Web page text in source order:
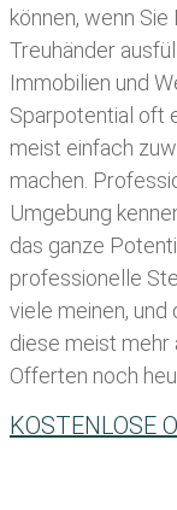
können, wenn Sie
Treuhänder
Immobilien und
Sparpotential oft
meist einfach
machen.
Umgebung
das ganze
professionelle
viele meinen,
diese meist mehr
Offerten noch
KOSTENLOSE